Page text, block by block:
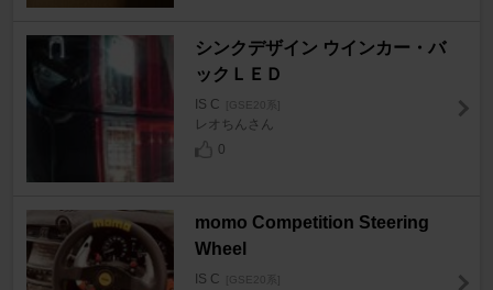
シンクデザイン ウインカー・バ
ックＬＥＤ
IS C [GSE20系]
レオちんさん
0
momo Competition Steering
Wheel
IS C [GSE20系]